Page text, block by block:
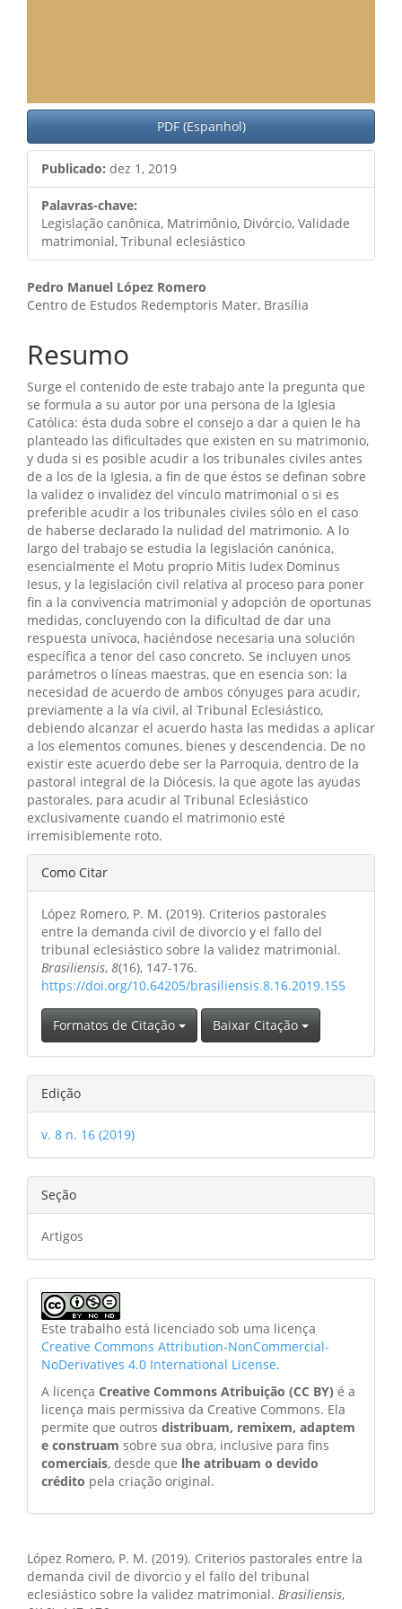
PDF (Espanhol)
Publicado: dez 1, 2019
Palavras-chave:
Legislação canônica, Matrimônio, Divórcio, Validade
matrimonial, Tribunal eclesiástico
Conteúdo
do
artigo
principal
Pedro Manuel López Romero
Centro de Estudos Redemptoris Mater, Brasília
Resumo
Surge el contenido de este trabajo ante la pregunta que
se formula a su autor por una persona de la Iglesia
Católica: ésta duda sobre el consejo a dar a quien le ha
planteado las dificultades que existen en su matrimonio,
y duda si es posible acudir a los tribunales civiles antes
de a los de la Iglesia, a fin de que éstos se definan sobre
la validez o invalidez del vínculo matrimonial o si es
preferible acudir a los tribunales civiles sólo en el caso
de haberse declarado la nulidad del matrimonio. A lo
largo del trabajo se estudia la legislación canónica,
esencialmente el Motu proprio Mitis Iudex Dominus
Iesus, y la legislación civil relativa al proceso para poner
fin a la convivencia matrimonial y adopción de oportunas
medidas, concluyendo con la dificultad de dar una
respuesta unívoca, haciéndose necesaria una solución
específica a tenor del caso concreto. Se incluyen unos
parámetros o líneas maestras, que en esencia son: la
necesidad de acuerdo de ambos cónyuges para acudir,
previamente a la vía civil, al Tribunal Eclesiástico,
debiendo alcanzar el acuerdo hasta las medidas a aplicar
a los elementos comunes, bienes y descendencia. De no
existir este acuerdo debe ser la Parroquia, dentro de la
pastoral integral de la Diócesis, la que agote las ayudas
pastorales, para acudir al Tribunal Eclesiástico
exclusivamente cuando el matrimonio esté
irremisiblemente roto.
Detalhes
do
artigo
Como Citar
López Romero, P. M. (2019). Criterios pastorales
entre la demanda civil de divorcio y el fallo del
tribunal eclesiástico sobre la validez matrimonial.
Brasiliensis, 8(16), 147-176.
https://doi.org/10.64205/brasiliensis.8.16.2019.155
Formatos de Citação Baixar Citação
Edição
v. 8 n. 16 (2019)
Seção
Artigos
Este trabalho está licenciado sob uma licença
Creative Commons Attribution-NonCommercial-
NoDerivatives 4.0 International License.
A licença Creative Commons Atribuição (CC BY) é a
licença mais permissiva da Creative Commons. Ela
permite que outros distribuam, remixem, adaptem
e construam sobre sua obra, inclusive para fins
comerciais, desde que lhe atribuam o devido
crédito pela criação original.
López Romero, P. M. (2019). Criterios pastorales entre la
demanda civil de divorcio y el fallo del tribunal
eclesiástico sobre la validez matrimonial. Brasiliensis,